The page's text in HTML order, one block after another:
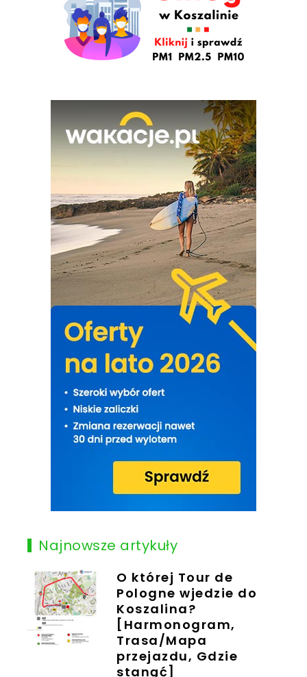
Najnowsze artykuły
O której Tour de
Pologne wjedzie do
Koszalina?
[Harmonogram,
Trasa/Mapa
przejazdu, Gdzie
stanąć]